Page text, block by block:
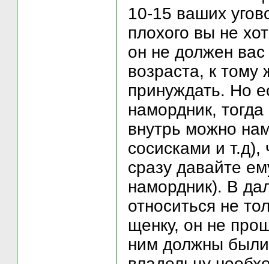
10-15 ваших
плохого вы не
он не должен вас
возраста, к тому
принуждать. Но
намордник,
внутрь можно
сосисками и т.д),
сразу давайте
намордник). В
относиться не
щенку, он не
ним должны были